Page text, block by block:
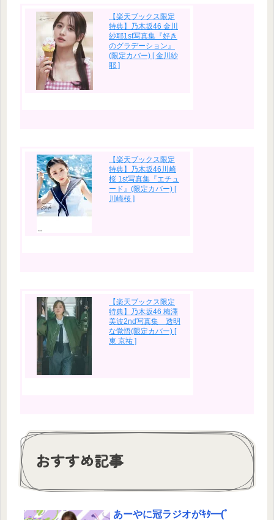
【楽天ブックス限定
特典】乃木坂46 金川
紗耶1st写真集『好き
のグラデーション』
(限定カバー) [ 金川紗
耶 ]
【楽天ブックス限定
特典】乃木坂46川崎
桜 1st写真集『エチュ
ード』(限定カバー) [
川崎桜 ]
【楽天ブックス限定
特典】乃木坂46 梅澤
美波2nd写真集 透明
な覚悟(限定カバー) [
東 京祐 ]
おすすめ記事
あーやに冠ラジオがｷﾀ━(ﾟ